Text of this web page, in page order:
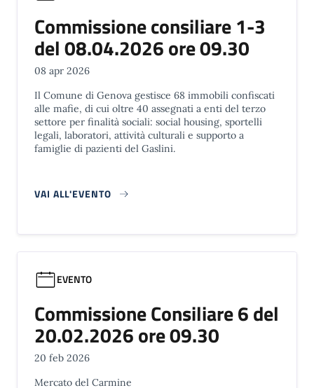
Commissione consiliare 1-3
del 08.04.2026 ore 09.30
08 apr 2026
Il Comune di Genova gestisce 68 immobili confiscati
alle mafie, di cui oltre 40 assegnati a enti del terzo
settore per finalità sociali: social housing, sportelli
legali, laboratori, attività culturali e supporto a
famiglie di pazienti del Gaslini.
VAI ALL'EVENTO
EVENTO
Commissione Consiliare 6 del
20.02.2026 ore 09.30
20 feb 2026
Mercato del Carmine